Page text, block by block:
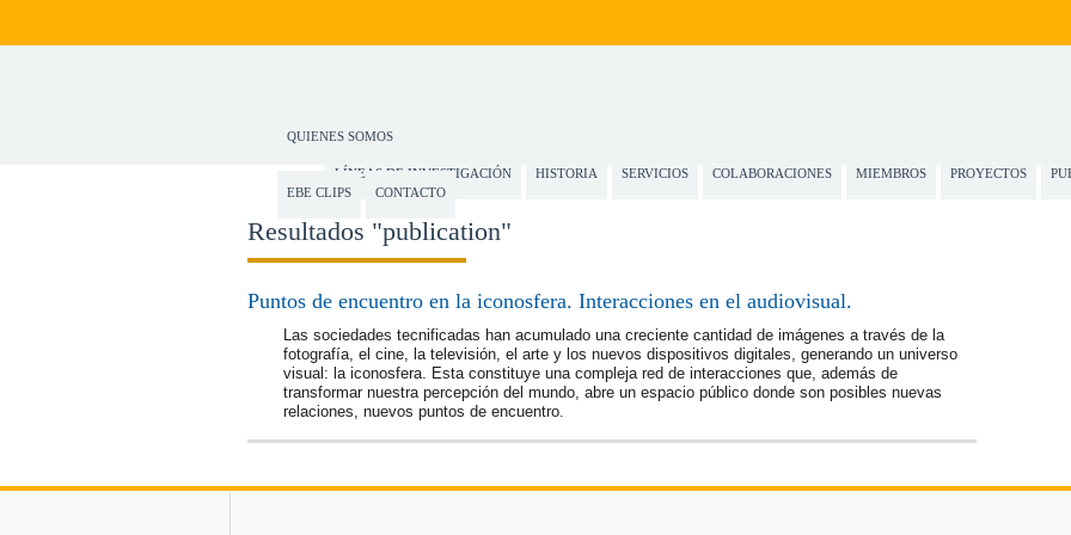
QUIENES SOMOS
LÍNEAS DE INVESTIGACIÓN HISTORIA SERVICIOS COLABORACIONES MIEMBROS PROYECTOS
EBE CLIPS
CONTACTO
Resultados "publication"
Puntos de encuentro en la iconosfera. Interacciones en el audiovisual.
Las sociedades tecnificadas han acumulado una creciente cantidad de imágenes a través de la
fotografía, el cine, la televisión, el arte y los nue­vos dispositivos digitales, generando un universo
visual: la iconosfera. Esta constituye una compleja red de interacciones que, además de
transformar nuestra percepción del mundo, abre un espacio público donde son posibles nuevas
relaciones, nuevos puntos de encuentro.